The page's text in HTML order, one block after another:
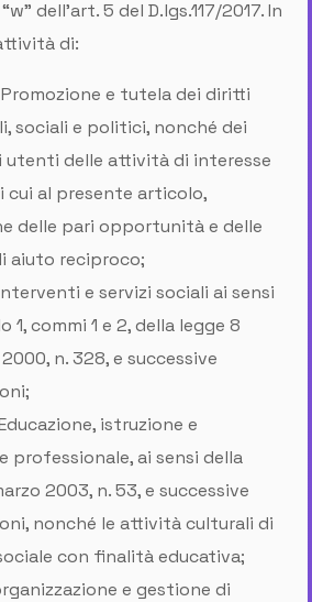
dell’art. 5 del D.lgs.117/2017. In
di:
e tutela dei diritti
sociali e politici, nonché dei
utenti delle attività di interesse
cui al presente articolo,
delle pari opportunità e delle
aiuto reciproco;
e servizi sociali ai sensi
1, commi 1 e 2, della legge 8
n. 328, e successive
istruzione e
professionale, ai sensi della
2003, n. 53, e successive
nonché le attività culturali di
con finalità educativa;
e gestione di